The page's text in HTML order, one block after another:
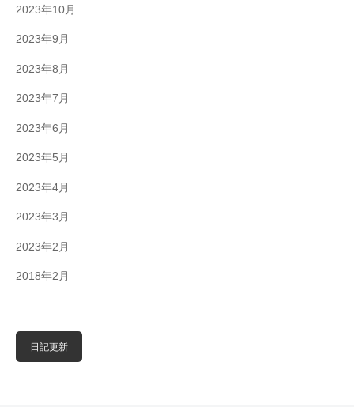
2023年10月
2023年9月
2023年8月
2023年7月
2023年6月
2023年5月
2023年4月
2023年3月
2023年2月
2018年2月
日記更新